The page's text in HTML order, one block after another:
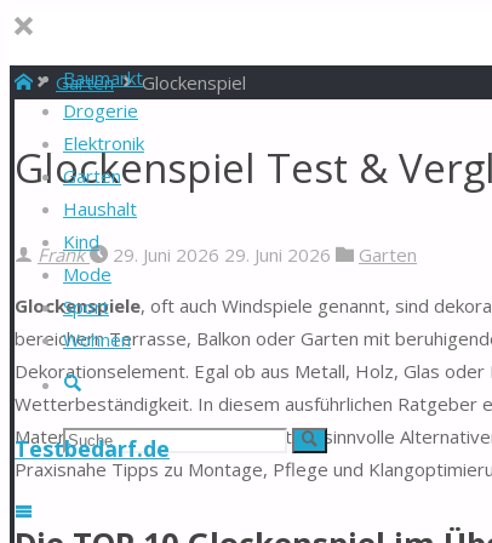
Baumarkt
Drogerie
Elektronik
Garten
Haushalt
Kind
Mode
Sport
Wohnen
Suche
Suchen Suche
Testbedarf.de
StartGarten Glockenspiel
Glockenspiel Test &
Frank 29. Juni 2026 29. Juni 2026 Garten
Glockenspiele, oft auch Windspiele genannt, sind
bereichern Terrasse, Balkon oder Garten mit
Dekorationselement. Egal ob aus Metall, Holz, Glas
Wetterbeständigkeit. In diesem ausführlichen Ratgeber
Materialien und Klangcharakteristika, sinnvolle
Praxisnahe Tipps zu Montage, Pflege und